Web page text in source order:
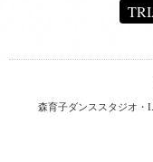
森育子ダンススタジオ・